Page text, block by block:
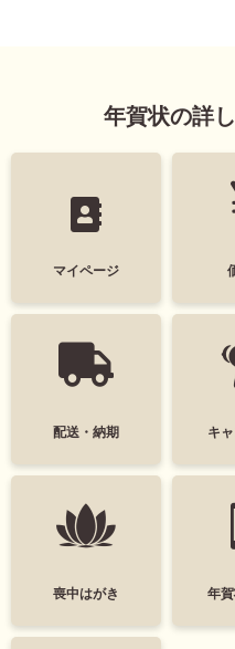
モノクロ
デザ
干支(午年)
かわいい
スタイリッシュ
ナチュラル
筆文字
年賀状の詳
マイページ
配送・納期 キ
喪中はがき 年